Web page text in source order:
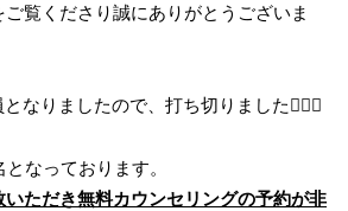
覧くださり誠にありがとうございま
なりましたので、打ち切りました🙇‍♂️‍♀
なっております。
ただき無料カウンセリングの予約が非